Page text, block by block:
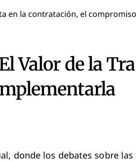
Valor de la
en la contratación, el
donde los debates sobre